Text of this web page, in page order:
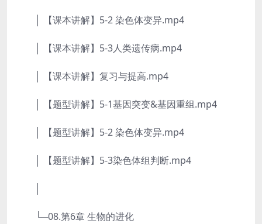
│ 【课本讲解】5-2 染色体变异.mp4
│ 【课本讲解】5-3人类遗传病.mp4
│ 【课本讲解】复习与提高.mp4
│ 【题型讲解】5-1基因突变&基因重组.mp4
│ 【题型讲解】5-2 染色体变异.mp4
│ 【题型讲解】5-3染色体组判断.mp4
└─08.第6章 生物的进化